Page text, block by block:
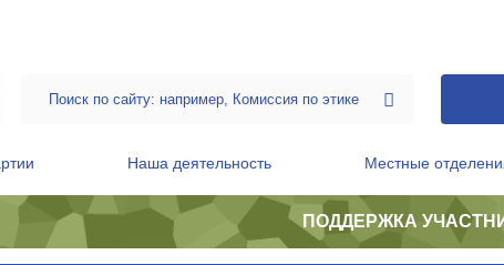
Наша деятельность Местные
ПОДДЕРЖКА